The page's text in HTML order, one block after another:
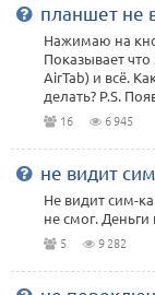
планшет не
Нажимаю на
Показывает что
AirTab) и всё.
делать? P.S.
16 6 945
не видит
Не видит сим-
не смог. Деньги
5 9 282